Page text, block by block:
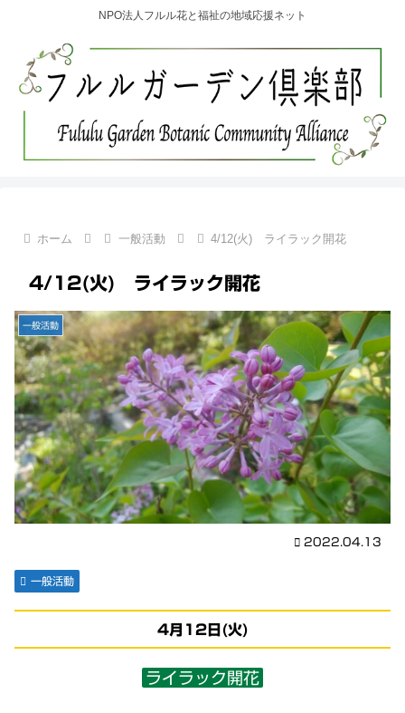
NPO法人フルル花と福祉の地域応援ネット
ホーム 一般活動 4/12(火) ライラック開花
4/12(火) ライラック開花
一般活動
2022.04.13
一般活動
4月12日(火)
ライラック開花